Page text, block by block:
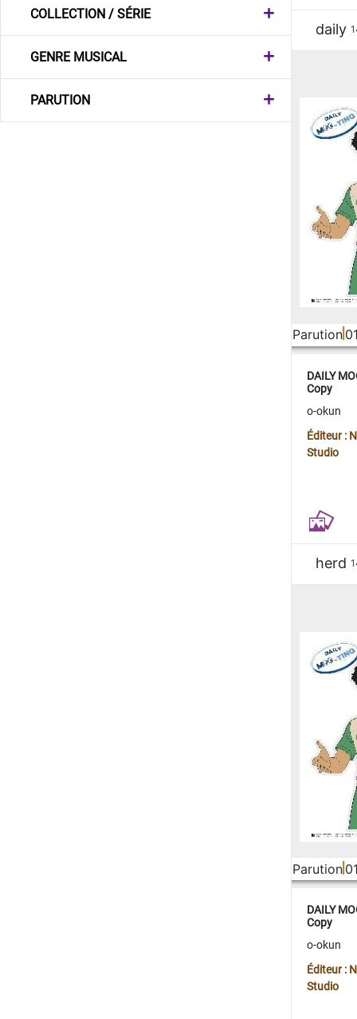
COLLECTION / SÉRIE
GENRE MUSICAL
PARUTION
daily
Parution
DAILY
Copy
o-okun
Éditeur :
Studio
herd
Parution
DAILY
Copy
o-okun
Éditeur :
Studio